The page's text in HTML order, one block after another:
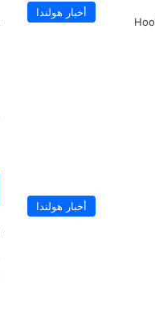
أخبار هولندا
أخبار هولندا